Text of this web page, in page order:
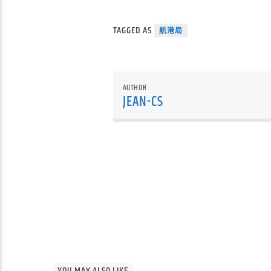
TAGGED AS 航港局
AUTHOR
JEAN-CS